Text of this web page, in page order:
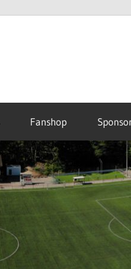
Fanshop